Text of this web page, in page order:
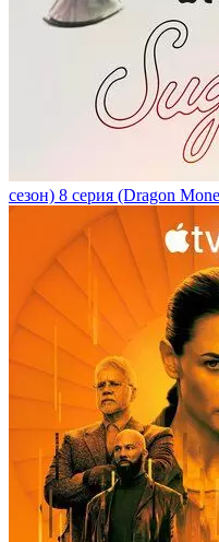
сезон) 8 серия (Dragon